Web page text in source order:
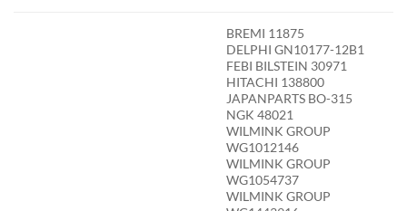
BREMI 11875
DELPHI GN10177-12B1
FEBI BILSTEIN 30971
HITACHI 138800
JAPANPARTS BO-315
NGK 48021
WILMINK GROUP
WG1012146
WILMINK GROUP
WG1054737
WILMINK GROUP